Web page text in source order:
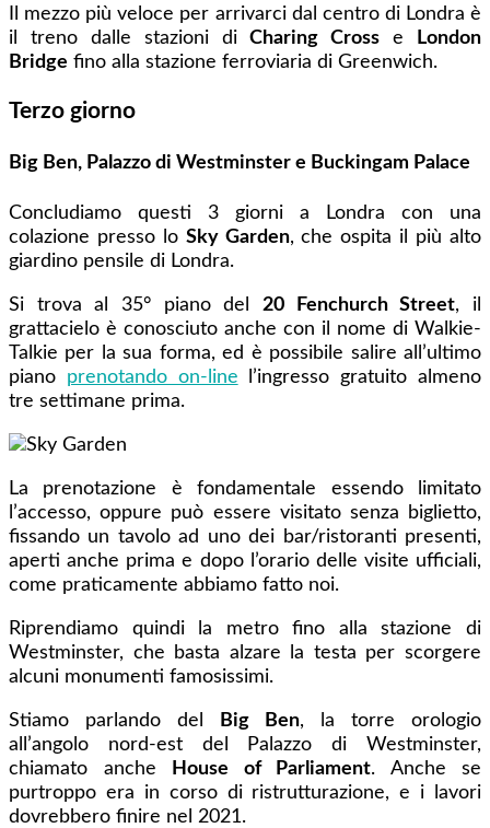
Il mezzo più veloce per arrivarci dal centro di Londra è
il treno dalle stazioni diCharing Cross e
London
Bridge fino alla stazione ferroviaria di Greenwich.
Terzo giorno
Big Ben, Palazzo di Westminster e Buckingam Palace
Concludiamo questi 3 giorni a Londra con una
colazione presso lo Sky Garden, che ospita il più alto
giardino pensile di Londra.
Si trova al 35° piano del 20 Fenchurch Street, il
grattacielo è conosciuto anche con il nome di Walkie-
Talkie per la sua forma, ed è possibile salire all’ultimo
piano prenotando on-line l’ingresso gratuito almeno
tre settimane prima.
La prenotazione è fondamentale essendo limitato
l’accesso, oppure può essere visitato senza biglietto,
fissando un tavolo ad uno dei bar/ristoranti presenti,
aperti anche prima e dopo l’orario delle visite ufficiali,
come praticamente abbiamo fatto noi.
Riprendiamo quindi la metro fino alla stazione di
Westminster, che basta alzare la testa per scorgere
alcuni monumenti famosissimi.
Stiamo parlando del Big Ben, la torre orologio
all’angolo nord-est del Palazzo di Westminster,
chiamato anche
House of Parliament. Anche se
purtroppo era in corso di ristrutturazione, e i lavori
dovrebbero finire nel 2021.